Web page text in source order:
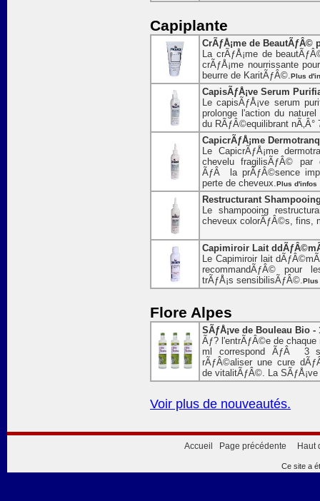
Capiplante
CrÃƒÅ¡me de BeautÃƒÂ©
La crÃƒÅ¡me de
crÃƒÅ¡me nourrissante
beurre de KaritÃƒÂ©.Plus
CapisÃƒÅ¡ve Serum
Le capisÃƒÅ¡ve serum
prolonge l'action du
du RÃƒÂ©equilibrant nÃ‚Â°
CapicrÃƒÅ¡me
Le CapicrÃƒÅ¡me
chevelu fragilisÃƒÂ© par
ÃƒÂ la prÃƒÂ©sence
perte de cheveux.Plus d'infos
Restructurant
Le shampooing
cheveux colorÃƒÂ©s, fins,
Capimiroir Lait
Le Capimiroir lait
recommandÃƒÂ© pour
trÃƒÅ¡s sensibilisÃƒÂ©.Plus
Flore Alpes
SÃƒÅ¡ve de Bouleau Bio -
Ãƒ? l'entrÃƒÂ©e de
ml correspond ÃƒÂ 3
rÃƒÂ©aliser une cure
de vitalitÃƒÂ©. La
Voir plus de nouveautés.
Accueil Page précédente Haut
Ce site a